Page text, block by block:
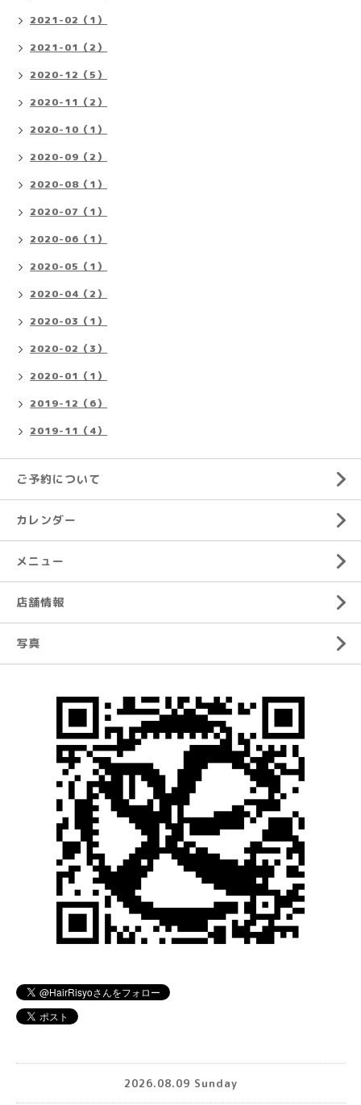
2021-02（1）
2021-01（2）
2020-12（5）
2020-11（2）
2020-10（1）
2020-09（2）
2020-08（1）
2020-07（1）
2020-06（1）
2020-05（1）
2020-04（2）
2020-03（1）
2020-02（3）
2020-01（1）
2019-12（6）
2019-11（4）
ご予約について
カレンダー
メニュー
店舗情報
写真
2026.08.09 Sunday